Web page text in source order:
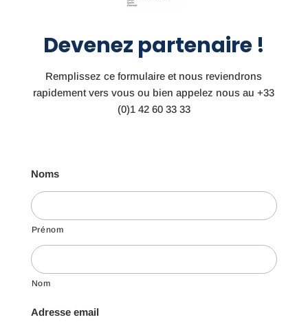
Devenez partenaire !
Remplissez ce formulaire et nous reviendrons
rapidement vers vous ou bien appelez nous au+33
(0)1 42 60 33 33
Noms
Prénom
Nom
Adresse email